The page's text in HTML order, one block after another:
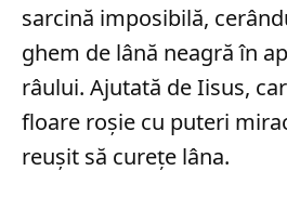
sarcină imposibilă,
ghem de lână neagră în
râului. Ajutată de Iisus,
floare roșie cu puteri
reușit să curețe lâna.